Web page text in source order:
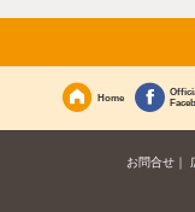
Home
お問合せ